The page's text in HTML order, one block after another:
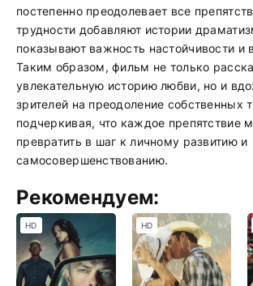
постепенно преодолевает все
трудности добавляют истории
показывают важность настойчивости и
Таким образом, фильм не только
увлекательную историю любви, но и
зрителей на преодоление собственных
подчеркивая, что каждое препятствие
превратить в шаг к личному развитию и
самосовершенствованию.
Рекомендуем:
HD HD